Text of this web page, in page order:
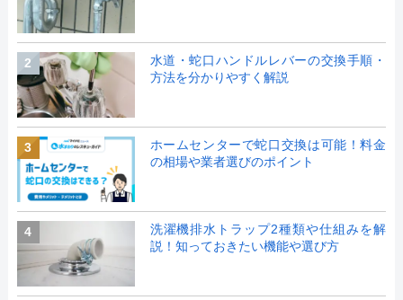
2
水道・蛇口ハンドルレバーの交換手順・
方法を分かりやすく解説
3
ホームセンターで蛇口交換は可能！料金
の相場や業者選びのポイント
4
洗濯機排水トラップ2種類や仕組みを解
説！知っておきたい機能や選び方